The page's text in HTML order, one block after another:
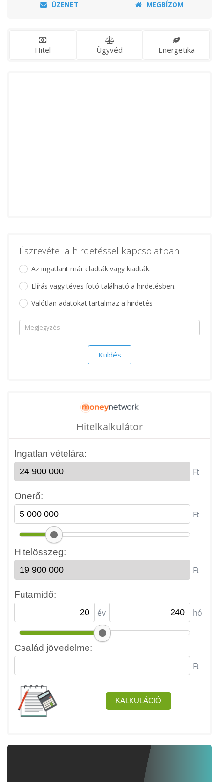
ÜZENET MEGBÍZOM
Hitel Ügyvéd Energetika
Észrevétel a hirdetéssel kapcsolatban
Az ingatlant már eladták vagy kiadták.
Elírás vagy téves fotó található a hirdetésben.
Valótlan adatokat tartalmaz a hirdetés.